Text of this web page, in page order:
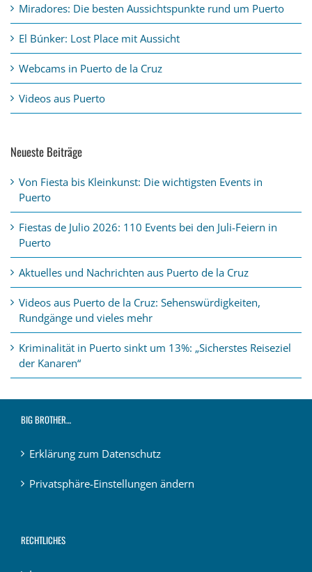
Miradores: Die besten Aussichtspunkte rund um Puerto
El Búnker: Lost Place mit Aussicht
Webcams in Puerto de la Cruz
Videos aus Puerto
Neueste Beiträge
Von Fiesta bis Kleinkunst: Die wichtigsten Events in
Puerto
Fiestas de Julio 2026: 110 Events bei den Juli-Feiern in
Puerto
Aktuelles und Nachrichten aus Puerto de la Cruz
Videos aus Puerto de la Cruz: Sehenswürdigkeiten,
Rundgänge und vieles mehr
Kriminalität in Puerto sinkt um 13%: „Sicherstes Reiseziel
der Kanaren“
BIG BROTHER…
Erklärung zum Datenschutz
Privatsphäre-Einstellungen ändern
RECHTLICHES